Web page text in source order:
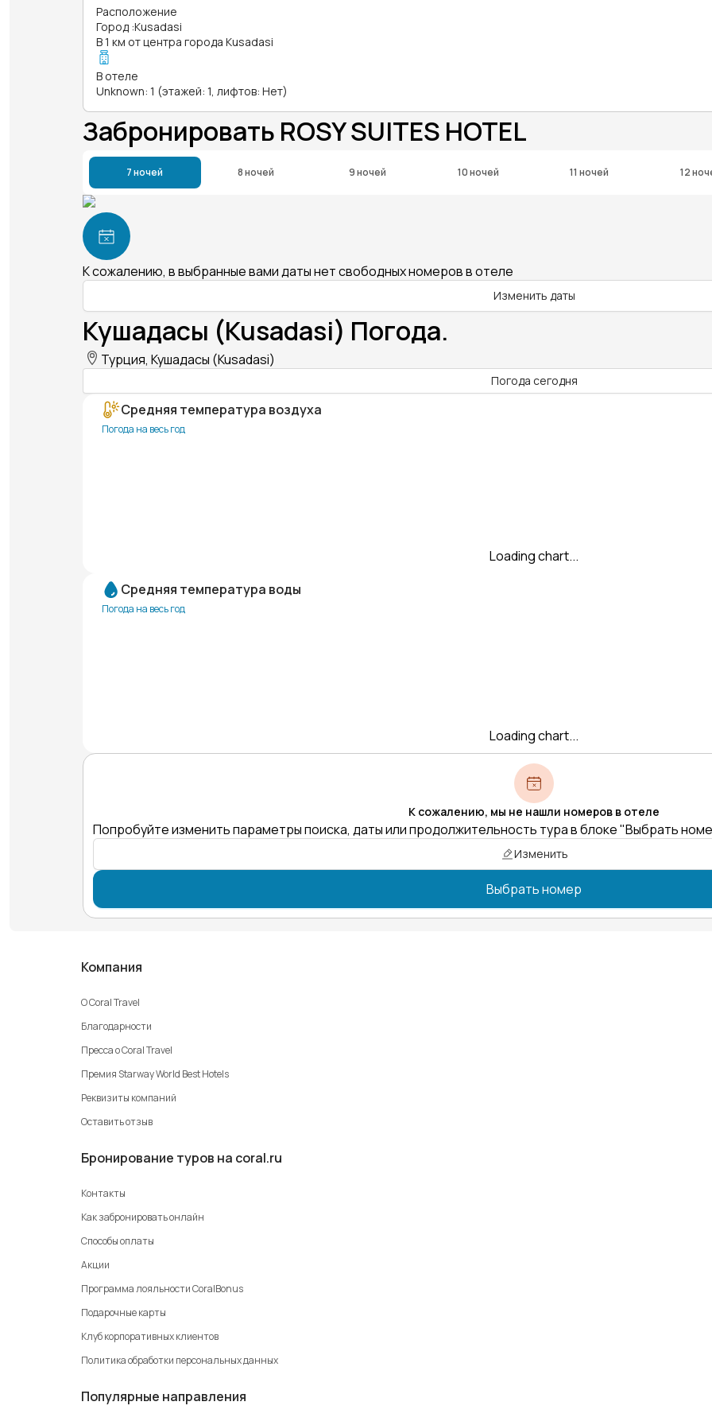
Расположение
Город :Kusadasi
В 1 км от центра города Kusadasi
В отеле
Unknown: 1 (этажей: 1, лифтов: Нет)
Забронировать ROSY SUITES HOTEL
7 ночей 8 ночей 9 ночей 10 ночей 11 ночей 12
К сожалению, в выбранные вами даты нет свободных номеров в отеле
Изменить даты
Кушадасы (Kusadasi) Погода.
Турция, Кушадасы (Kusadasi)
Погода сегодня
Средняя температура воздуха
Погода на весь год
Loading chart...
Средняя температура воды
Погода на весь год
Loading chart...
К сожалению, мы не нашли номеров в отеле
Попробуйте изменить параметры поиска, даты или продолжительность тура в блоке "Выбрать
Изменить
Выбрать номер
Компания
О Coral Travel
Благодарности
Пресса о Coral Travel
Премия Starway World Best Hotels
Реквизиты компаний
Оставить отзыв
Бронирование туров на coral.ru
Контакты
Как забронировать онлайн
Способы оплаты
Акции
Программа лояльности CoralBonus
Подарочные карты
Клуб корпоративных клиентов
Политика обработки персональных данных
Популярные направления